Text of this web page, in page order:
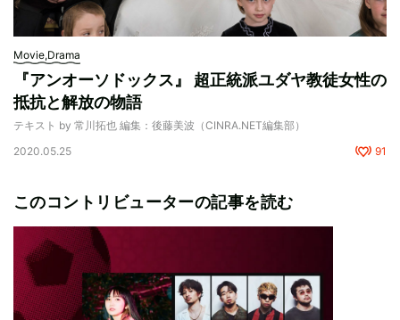
Movie,Drama
『アンオーソドックス』 超正統派ユダヤ教徒女性の
抵抗と解放の物語
テキスト by 常川拓也 編集：後藤美波（CINRA.NET編集部）
2020.05.25
91
このコントリビューターの記事を読む